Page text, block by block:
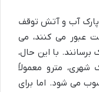
پارک آب و آتش توقف
عبور می کنند، می
برسانند. با این حال،
شهری، مترو معمولاً
می شود. اما برای